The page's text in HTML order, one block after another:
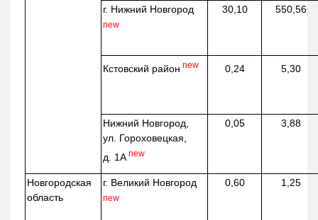
г. Нижний Новгород
new
30,10 550,56
Кстовский район new 0,24 5,30
Нижний Новгород,
ул. Гороховецкая,
д. 1А new
0,05 3,88
Новгородская
область
г. Великий Новгород
new
0,60 1,25